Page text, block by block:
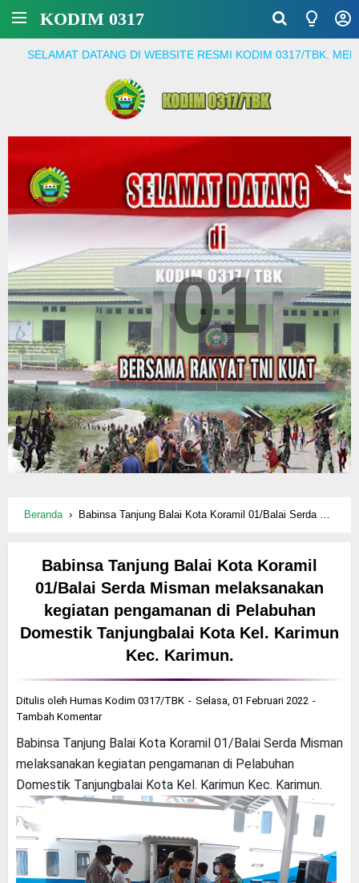
KODIM 0317
DATANG DI WEBSITE RESMI KODIM 0317/TBK. MENJADI
01
Beranda › Babinsa Tanjung Balai Kota Koramil 01/Balai Serda Misman melaksanakan kegiatan pengamanan di Pelabuhan Domestik Tanjungbalai Kota Kel. Karimun Kec. Karimun.
Babinsa Tanjung Balai Kota Koramil
01/Balai Serda Misman melaksanakan
kegiatan pengamanan di Pelabuhan
Domestik Tanjungbalai Kota Kel. Karimun
Kec. Karimun.
Ditulis oleh Humas Kodim 0317/TBK
Selasa, 01 Februari 2022
Tambah Komentar
Babinsa Tanjung Balai Kota Koramil 01/Balai Serda Misman
melaksanakan kegiatan pengamanan di Pelabuhan
Domestik Tanjungbalai Kota Kel. Karimun Kec. Karimun.